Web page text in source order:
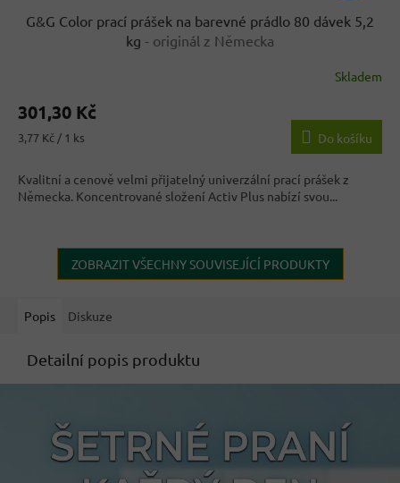
G&G Color prací prášek na barevné prádlo 80 dávek 5,2
kg - originál z Německa
produktu
3,6
5
hvězdiček.
Skladem
301,30 Kč
Měrná
3,77 Kč / 1 ks Do košíku
Kvalitní a cenově velmi přijatelný univerzální prací prášek z
Německa. Koncentrované složení Activ Plus nabízí svou...
ZOBRAZIT VŠECHNY SOUVISEJÍCÍ PRODUKTY
Popis Diskuze
Detailní popis produktu